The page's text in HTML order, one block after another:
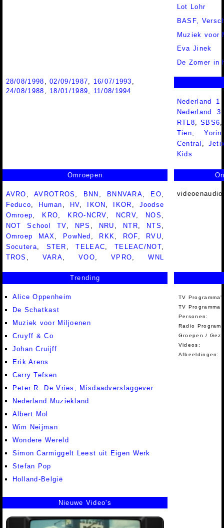
Lot Lohr
BASF,
Muziek voor
Eva Jinek
De Zomer in
28/08/1998 ,02/09/1987 16/07/1993
24/08/1988
18/01/1989
11/08/1994
Nederland
Nederland
RTL8,SBS6
Tien,Yorin
Central ,
Kids
Omroepen
AVRO ,AVROTROS BNN BNNVARA EO
Feduco
Human HV IKON IKOR
Joodse
Omroep
KRO KRO-NCRV NCRV NOS
NOT School TV
NPS NRU NTR NTS
Omroep MAX
PowNed RKK ROF RVU
Socutera
STER ,TELEAC TELEAC/NOT
TROS
VARA ,VOO ,VPRO ,WNL
Trending
Alice Oppenheim
De Schatkast
Muziek voor Miljoenen
Cruyff & Co
Johan Cruijff
Erik Arens
Carry Tefsen
Peter R. De Vries, Misdaadverslaggever
Nederland Muziekland
Albert Mol
Wim Neijman
Wondere Wereld
Simon Carmiggelt Leest uit Eigen Werk
Stefan Pop
Holland-België
TV
TV Programma
Personen:
Radio
Groepen /
Videos:
Afbeeldingen:
Nieuwe Video's